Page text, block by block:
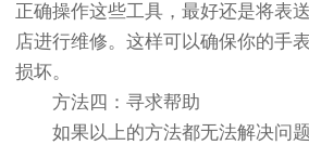
正确操作这些工具，最好还是将表
店进行维修。这样可以确保你的手
损坏。
方法四：寻求帮助
如果以上的方法都无法解决问题